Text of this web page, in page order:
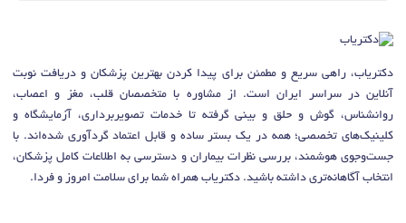
دکتریاب، راهی سریع و مطمئن برای پیدا کردن بهترین پزشکان و دریافت نوبت
آنلاین در سراسر ایران است. از مشاوره با متخصصان قلب، مغز و اعصاب،
روانشناس، گوش و حلق و بینی گرفته تا خدمات تصویربرداری، آزمایشگاه و
کلینیک‌های تخصصی؛ همه در یک بستر ساده و قابل اعتماد گردآوری شده‌اند. با
جست‌وجوی هوشمند، بررسی نظرات بیماران و دسترسی به اطلاعات کامل پزشکان،
انتخاب آگاهانه‌تری داشته باشید. دکتریاب همراه شما برای سلامت امروز و فردا.